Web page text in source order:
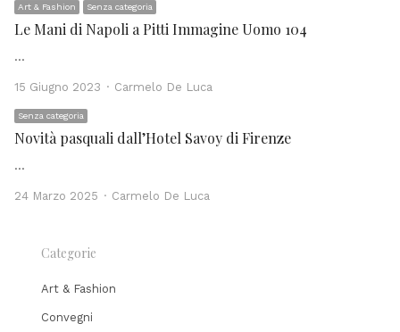
Art & Fashion Senza categoria
Le Mani di Napoli a Pitti Immagine Uomo 104
…
15 Giugno 2023 Author
Carmelo De Luca
Senza categoria
Novità pasquali dall’Hotel Savoy di Firenze
…
24 Marzo 2025 Author
Carmelo De Luca
Categorie
Art & Fashion
Convegni